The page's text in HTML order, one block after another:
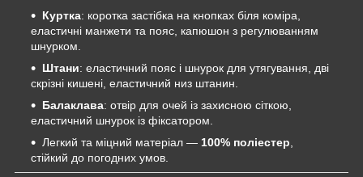
Куртка: коротка застібка на кнопках біля коміра,
еластичні манжети та пояс, капюшон з регулюванням
шнурком.
Штани: еластичний пояс і шнурок для утягування, дві
скрізні кишені, еластичний низ штанин.
Балаклава: отвір для очей із захисною сіткою,
еластичний шнурок із фіксатором.
Легкий та міцний матеріал — 100% поліестер,
стійкий до погодних умов.